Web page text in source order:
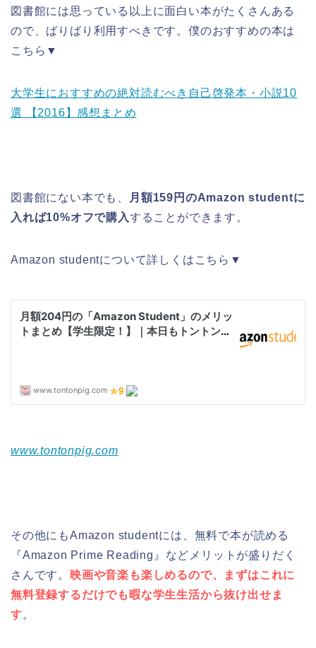
図書館には思っている以上に面白い本がたくさんある
ので、ばりばり利用すべきです。僕のおすすめの本は
こちら▼
大学生におすすめの絶対読むべき自己啓発本・小説10
選 【2016】感想まとめ
図書館にない本でも、
月額159円のAmazon studentに
入れば10%オフで購入することができます。
Amazon studentについて詳しくはこちら▼
www.tontonpig.com
その他にもAmazon studentには、無料で本が読める
『Amazon Prime Reading』などメリットが盛りだく
さんです。
映画や音楽も楽しめるので、まずはこれに
無料登録するだけでも暇な学生生活から抜け出せま
す。